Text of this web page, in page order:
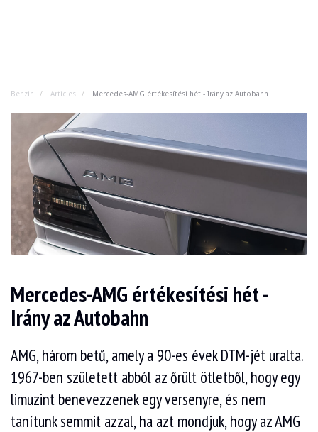
Benzin Articles Mercedes-AMG értékesítési hét - Irány az Autobahn
Mercedes-AMG értékesítési hét -
Irány az Autobahn
AMG, három betű, amely a 90-es évek DTM-jét uralta.
1967-ben született abból az őrült ötletből, hogy egy
limuzint benevezzenek egy versenyre, és nem
tanítunk semmit azzal, ha azt mondjuk, hogy az AMG